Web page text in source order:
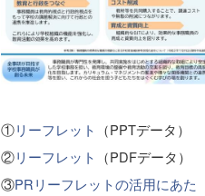
①リーフレット （PPTデータ）
②リーフレット （PDFデータ）
③PRリーフレットの活用にあた